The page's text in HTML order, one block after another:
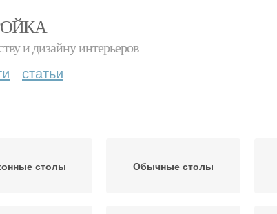
и дизайну интерьеров
статьи
столы Обычные столы